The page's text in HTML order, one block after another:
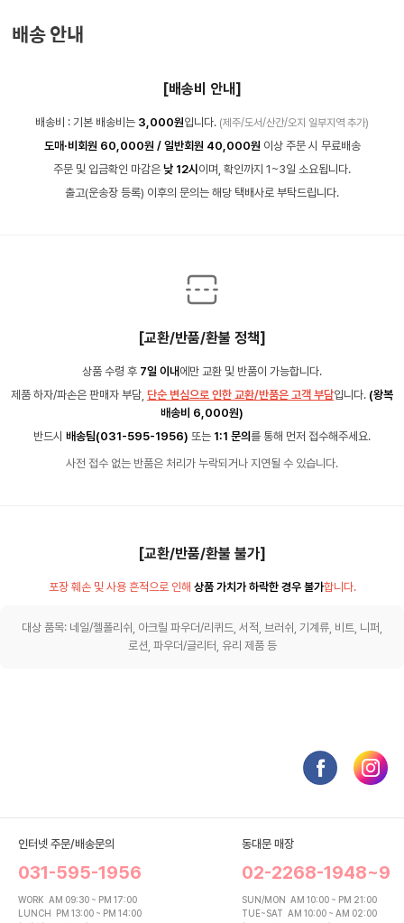
배송 안내
[배송비 안내]
배송비 : 기본 배송비는 3,000원입니다. (제주/도서/산간/오지 일부지역 추가)
도매·비회원 60,000원 / 일반회원 40,000원 이상 주문 시 무료배송
주문 및 입금확인 마감은 낮 12시 이며, 확인까지 1~3일 소요됩니다.
출고(운송장 등록) 이후의 문의는 해당 택배사로 부탁드립니다.
[교환/반품/환불 정책]
상품 수령 후 7일 이내 에만 교환 및 반품이 가능합니다.
제품 하자/파손은 판매자 부담, 단순 변심으로 인한 교환/반품은 고객 부담입니다. (왕복
배송비 6,000원)
반드시 배송팀(031-595-1956) 또는 1:1 문의 를 통해 먼저 접수해주세요.
사전 접수 없는 반품은 처리가 누락되거나 지연될 수 있습니다.
[교환/반품/환불 불가]
포장 훼손 및 사용 흔적으로 인해 상품 가치가 하락한 경우 불가합니다.
대상 품목: 네일/젤폴리쉬, 아크릴 파우더/리퀴드, 서적, 브러쉬, 기계류, 비트, 니퍼,
로션, 파우더/글리터, 유리 제품 등
인터넷 주문/배송문의
031-595-1956
WORK AM 09:30 ~ PM 17:00
LUNCH PM 13:00 ~ PM 14:00
동대문 매장
02-2268-1948~9
SUN/MON AM 10:00 ~ PM 21:00
TUE~SAT AM 10:00 ~ AM 02:00